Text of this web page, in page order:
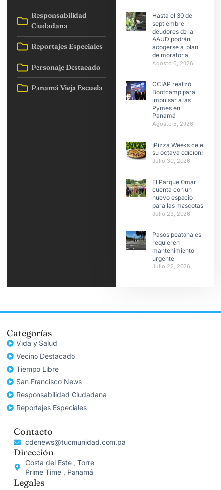
Responsabilidad
Ciudadana
Reportajes Especiales
Personaje Destacado
Panamá Vieja Escuela
Hasta el 30 de
septiembre
deudores de la
AAUD podrán
acogerse al plan
de moratoria
Agosto 6, 2026
CCIAP realizó
Bootcamp para
impulsar a las
Pymes en
Panamá
Agosto 5, 2026
¡Pizza Weeks celebra
su octava edición!
Julio 30, 2026
El Parque Omar
cuenta con un
nuevo espacio
para las mascotas
Julio 23, 2026
Pasos peatonales
requieren
mantenimiento
urgente
Julio 22, 2026
Categorías
Vida y Salud
Vecino Destacado
Tiempo Libre
San Francisco News
Responsabilidad Ciudadana
Reportajes Especiales
Contacto
cdenews@tucmunidad.com.pa
Dirección
Costa del Este , Torre
Prime Time , Panamá
Legales